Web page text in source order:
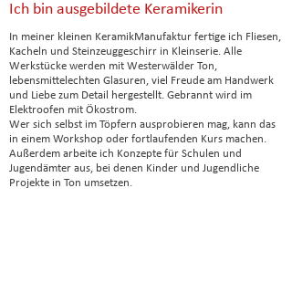
Ich bin ausgebildete Keramikerin
In meiner kleinen KeramikManufaktur fertige ich Fliesen,
Kacheln und Steinzeuggeschirr in Kleinserie. Alle
Werkstücke werden mit Westerwälder Ton,
lebensmittelechten Glasuren, viel Freude am Handwerk
und Liebe zum Detail hergestellt. Gebrannt wird im
Elektroofen mit Ökostrom.
Wer sich selbst im Töpfern ausprobieren mag, kann das
in einem Workshop oder fortlaufenden Kurs machen.
Außerdem arbeite ich Konzepte für Schulen und
Jugendämter aus, bei denen Kinder und Jugendliche
Projekte in Ton umsetzen.